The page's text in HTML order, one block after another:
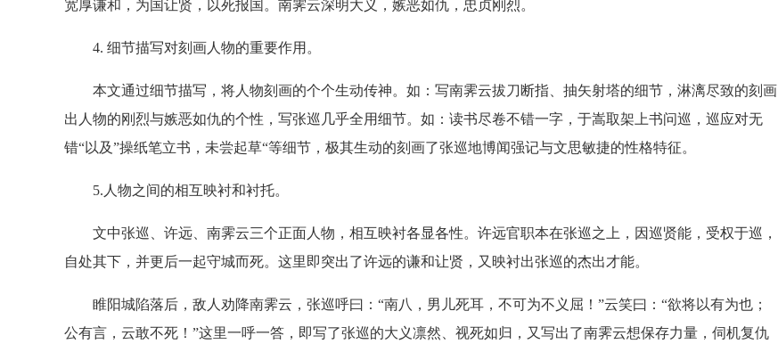
宽厚谦和，为国让贤，以死报国。南霁云深明大义，嫉恶如仇，忠贞刚烈。
4. 细节描写对刻画人物的重要作用。
本文通过细节描写，将人物刻画的个个生动传神。如：写南霁云拔刀断指、抽矢射塔的细节，淋漓尽致的刻画
出人物的刚烈与嫉恶如仇的个性，写张巡几乎全用细节。如：读书尽卷不错一字，于嵩取架上书问巡，巡应对无
错“以及”操纸笔立书，未尝起草“等细节，极其生动的刻画了张巡地博闻强记与文思敏捷的性格特征。
5.人物之间的相互映衬和衬托。
文中张巡、许远、南霁云三个正面人物，相互映衬各显各性。许远官职本在张巡之上，因巡贤能，受权于巡，
自处其下，并更后一起守城而死。这里即突出了许远的谦和让贤，又映衬出张巡的杰出才能。
睢阳城陷落后，敌人劝降南霁云，张巡呼曰：“南八，男儿死耳，不可为不义屈！”云笑曰：“欲将以有为也；
公有言，云敢不死！”这里一呼一答，即写了张巡的大义凛然、视死如归，又写出了南霁云想保存力量，伺机复仇